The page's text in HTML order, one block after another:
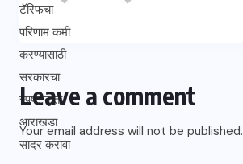
Leave a comment
Your email address will not be published.